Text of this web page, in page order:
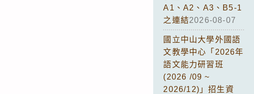
A1、A2、A3、B5-1
之連結2026-08-07
國立中山大學外國語
文教學中心「2026年
語文能力研習班
(2026 /09 ~
2026/12)」招生資